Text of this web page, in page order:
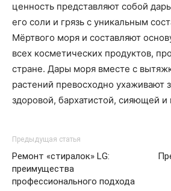
ценность представляют собой
его соли и грязь с уникальным
Мёртвого моря и составляют
всех косметических продуктов,
стране. Дары моря вместе с
растений превосходно ухаживают
здоровой, бархатистой, сияющей
Предыдущая статья
Ремонт «стиралок» LG:
преимущества
профессионального подхода